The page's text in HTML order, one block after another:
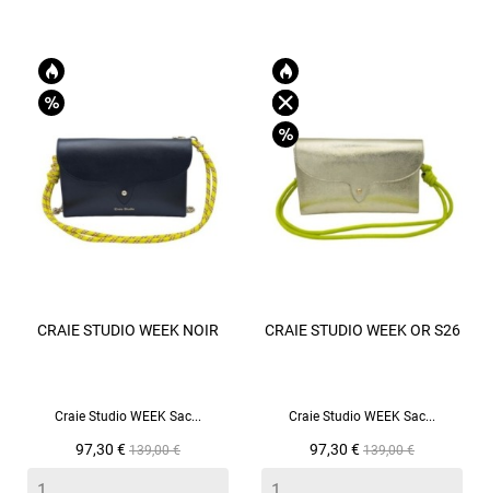
CRAIE STUDIO WEEK NOIR
Craie Studio WEEK Sac...
Prix
97,30 €Prix
139,00 €
CRAIE STUDIO WEEK OR S26
Craie Studio WEEK Sac...
Prix
97,30 €Prix
139,00 €